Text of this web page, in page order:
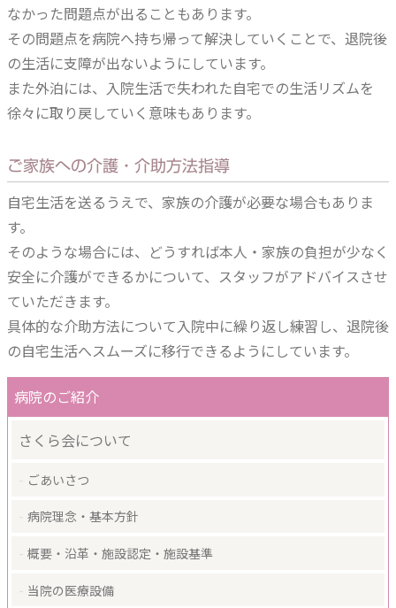
なかった問題点が出ることもあります。
その問題点を病院へ持ち帰って解決していくことで、退院後
の生活に支障が出ないようにしています。
また外泊には、入院生活で失われた自宅での生活リズムを
徐々に取り戻していく意味もあります。
ご家族への介護・介助方法指導
自宅生活を送るうえで、家族の介護が必要な場合もありま
す。
そのような場合には、どうすれば本人・家族の負担が少なく
安全に介護ができるかについて、スタッフがアドバイスさせ
ていただきます。
具体的な介助方法について入院中に繰り返し練習し、退院後
の自宅生活へスムーズに移行できるようにしています。
病院のご紹介
さくら会について
ごあいさつ
病院理念・基本方針
概要・沿革・施設認定・施設基準
当院の医療設備